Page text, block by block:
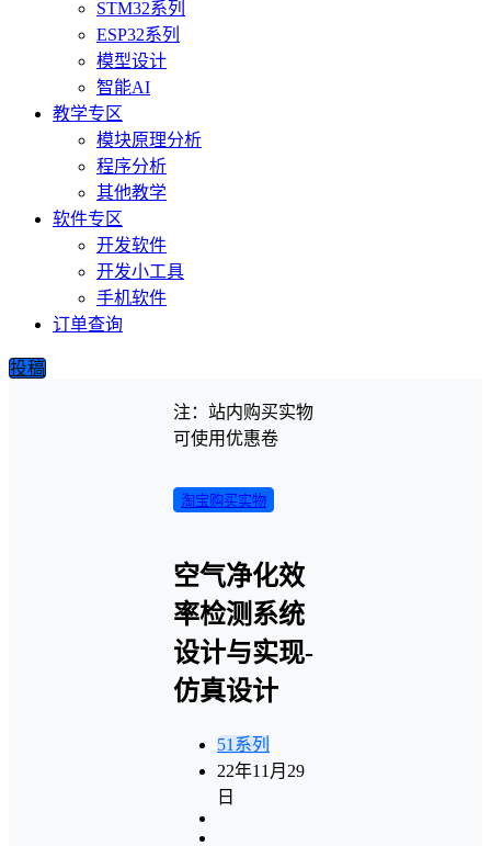
STM32系列
ESP32系列
模型设计
智能AI
教学专区
模块原理分析
程序分析
其他教学
软件专区
开发软件
开发小工具
手机软件
订单查询
投稿
注：站内购买实物
可使用优惠卷
淘宝购买实物
空气净化效
率检测系统
设计与实现-
仿真设计
51系列
22年11月29
日